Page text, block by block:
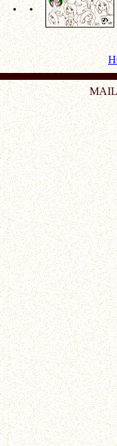
・・